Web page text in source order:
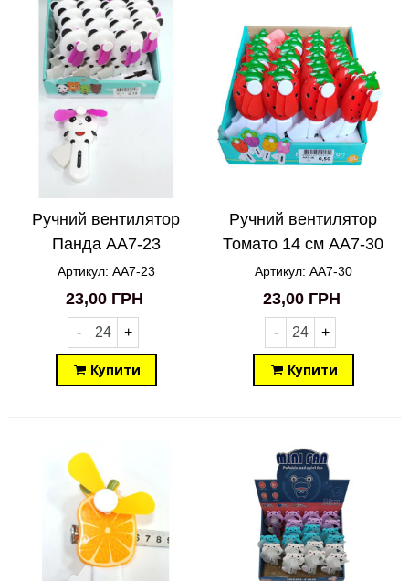
Ручний вентилятор
Панда AA7-23
Артикул: AA7-23
23,00 ГРН
- +
Купити
Ручний вентилятор
Томато 14 см AA7-30
Артикул: AA7-30
23,00 ГРН
- +
Купити